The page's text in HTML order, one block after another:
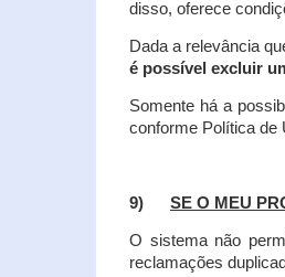
disso, oferece
Dada a relevância
é possível excluir
Somente há a
conforme Política de
9) SE O MEU
O sistema não
reclamações